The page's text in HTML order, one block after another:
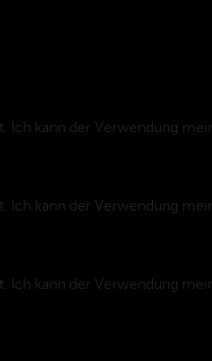
Ich kann der Verwendung
kann der Verwendung
kann der Verwendung